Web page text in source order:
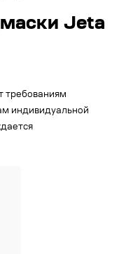
Jeta
требованиям
индивидуальной